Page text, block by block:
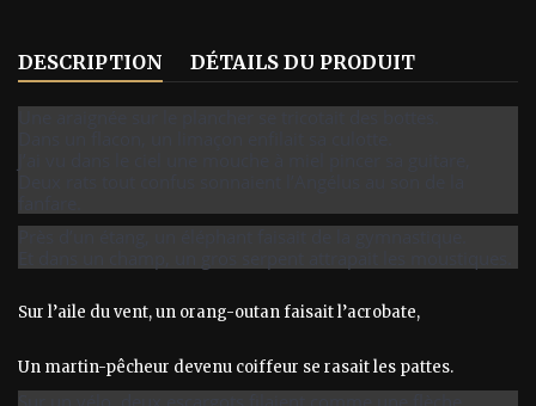
DESCRIPTION DÉTAILS DU PRODUIT
Sur l’aile du vent, un orang-outan faisait l’acrobate,
Un martin-pêcheur devenu coiffeur se rasait les pattes.